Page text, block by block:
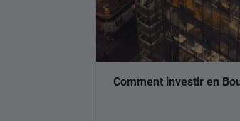
Comment investir en